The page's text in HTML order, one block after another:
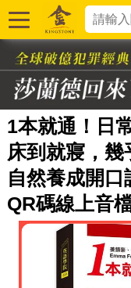
1本就通！日
床到就寢，幾
自然養成開
QR碼線上音檔